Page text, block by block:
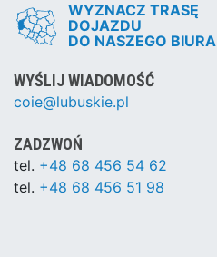
WYZNACZ TRASĘ
DOJAZDU
DO NASZEGO BIURA
WYŚLIJ WIADOMOŚĆ
coie@lubuskie.pl
ZADZWOŃ
tel. +48 68 456 54 62
tel. +48 68 456 51 98